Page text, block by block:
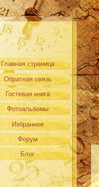
Главная страница
Обратная связь
Гостевая книга
Фотоальбомы
Избранное
Форум
Блог